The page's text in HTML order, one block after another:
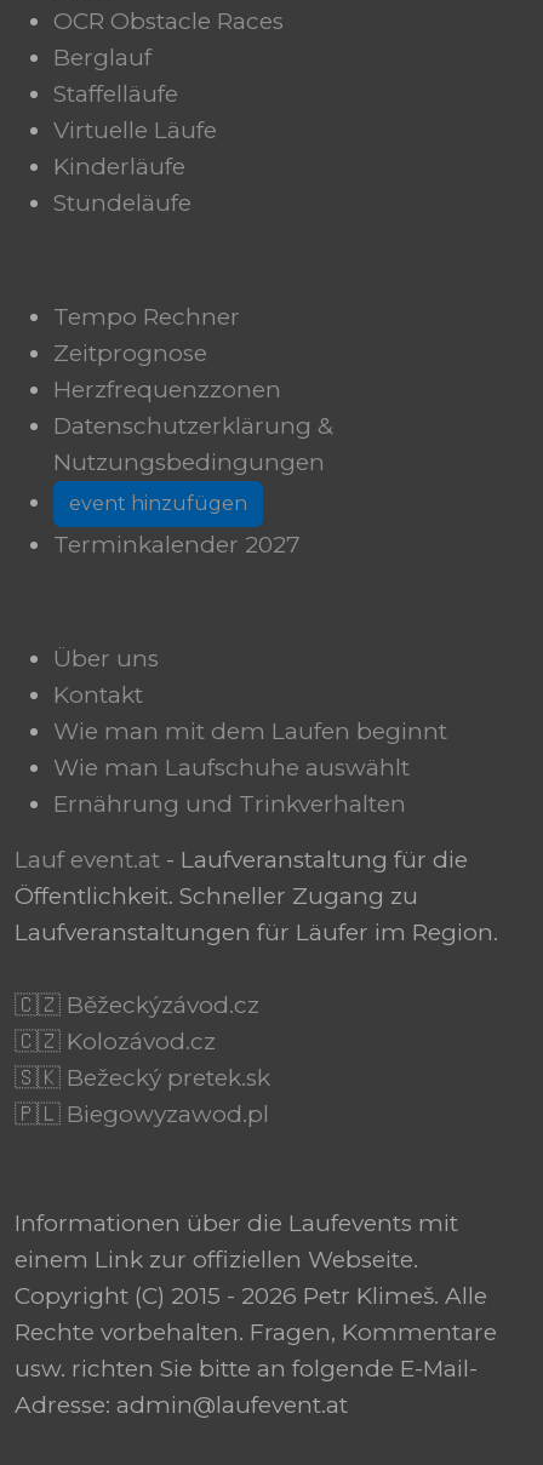
OCR Obstacle Races
Berglauf
Staffelläufe
Virtuelle Läufe
Kinderläufe
Stundeläufe
Tempo Rechner
Zeitprognose
Herzfrequenzzonen
Datenschutzerklärung &
Nutzungsbedingungen
event hinzufügen
Terminkalender 2027
Über uns
Kontakt
Wie man mit dem Laufen beginnt
Wie man Laufschuhe auswählt
Ernährung und Trinkverhalten
Lauf event.at - Laufveranstaltung für die
Öffentlichkeit. Schneller Zugang zu
Laufveranstaltungen für Läufer im Region.
🇨🇿 Běžeckýzávod.cz
🇨🇿 Kolozávod.cz
🇸🇰 Bežecký pretek.sk
🇵🇱 Biegowyzawod.pl
Informationen über die Laufevents mit
einem Link zur offiziellen Webseite.
Copyright (C) 2015 - 2026 Petr Klimeš. Alle
Rechte vorbehalten. Fragen, Kommentare
usw. richten Sie bitte an folgende E-Mail-
Adresse: admin@laufevent.at